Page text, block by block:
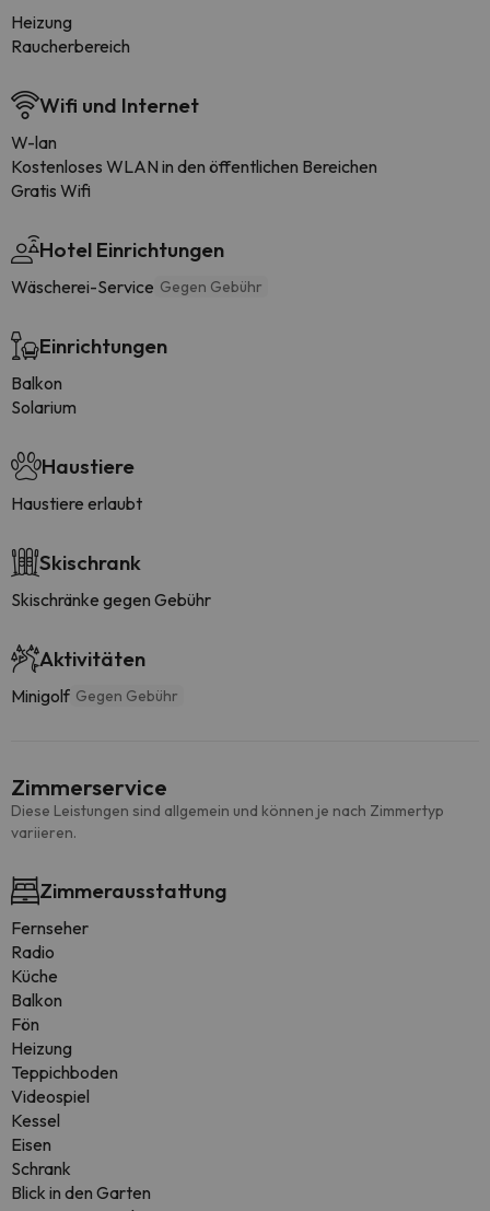
Heizung
Raucherbereich
Wifi und Internet
W-lan
Kostenloses WLAN in den öffentlichen Bereichen
Gratis Wifi
Hotel Einrichtungen
Wäscherei-Service Gegen Gebühr
Einrichtungen
Balkon
Solarium
Haustiere
Haustiere erlaubt
Skischrank
Skischränke gegen Gebühr
Aktivitäten
Minigolf Gegen Gebühr
Zimmerservice
Diese Leistungen sind allgemein und können je nach Zimmertyp
variieren.
Zimmerausstattung
Fernseher
Radio
Küche
Balkon
Fön
Heizung
Teppichboden
Videospiel
Kessel
Eisen
Schrank
Blick in den Garten